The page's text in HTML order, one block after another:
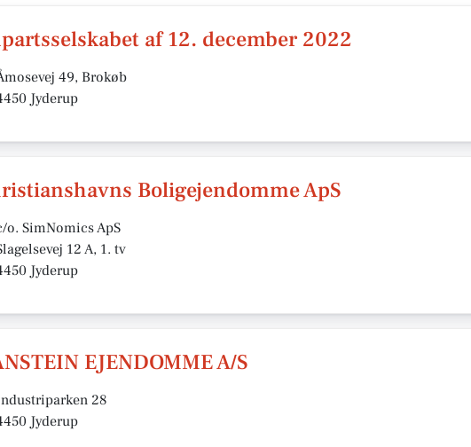
af 12. december 2022
49, Brokøb
Jyderup
Boligejendomme ApS
o. SimNomics ApS
12 A, 1. tv
Jyderup
EJENDOMME A/S
28
Jyderup